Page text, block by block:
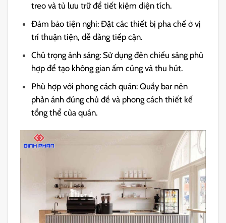
treo và tủ lưu trữ để tiết kiệm diện tích.
Đảm bảo tiện nghi: Đặt các thiết bị pha chế ở vị
trí thuận tiện, dễ dàng tiếp cận.
Chú trọng ánh sáng: Sử dụng đèn chiếu sáng phù
hợp để tạo không gian ấm cúng và thu hút.
Phù hợp với phong cách quán: Quầy bar nên
phản ánh đúng chủ đề và phong cách thiết kế
tổng thể của quán.